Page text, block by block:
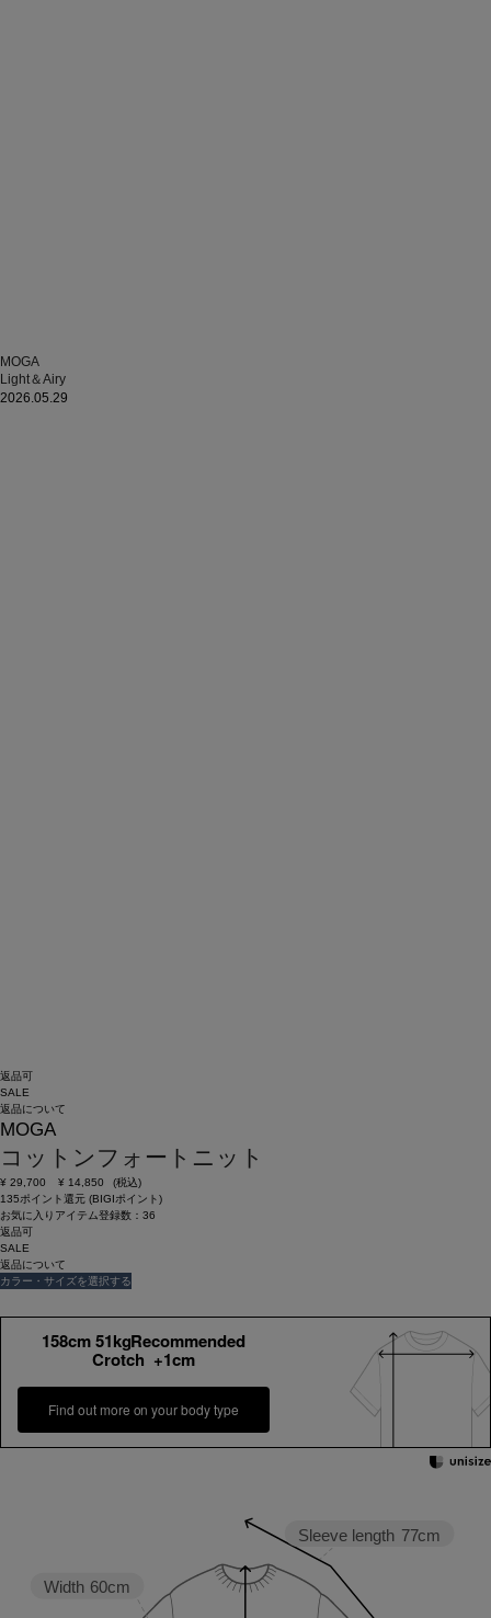
MOGA
Light＆Airy
2026.05.29
返品可
SALE
返品について
MOGA
コットンフォートニット
¥ 29,700 ¥ 14,850
(税込)
135ポイント還元 (BIGIポイント)
お気に入りアイテム登録数： 36
返品可
SALE
返品について
カラー・サイズを選択する
158cm 51kgRecommended
Crotch +1cm
Find out more on your body type
Sleeve length 77cm
Width 60cm